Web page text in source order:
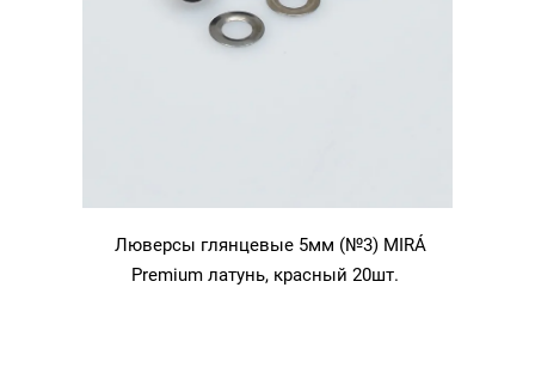
Люверсы глянцевые 5мм (№3) MIRÁ
Premium латунь, красный 20шт.